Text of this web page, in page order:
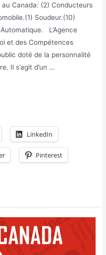
Canada: (2) Conducteurs
Soudeur.(10)
L’Agence
et des Compétences
doté de la personnalité
Il s’agit d’un …
LinkedIn
Pinterest